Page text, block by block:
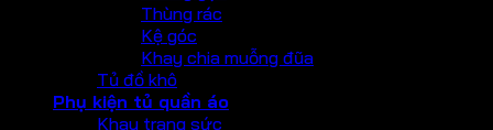
Thùng rác
Kệ góc
Khay chia muỗng đũa
Tủ đồ khô
Phụ kiện tủ quần áo
Khay trang sức